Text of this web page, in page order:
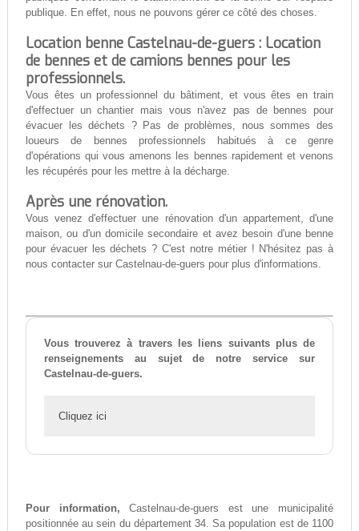
publique. En effet, nous ne pouvons gérer ce côté des choses.
Location benne Castelnau-de-guers : Location
de bennes et de camions bennes pour les
professionnels.
Vous êtes un professionnel du bâtiment, et vous êtes en train
d'effectuer un chantier mais vous n'avez pas de bennes pour
évacuer les déchets ? Pas de problèmes, nous sommes des
loueurs de bennes professionnels habitués à ce genre
d'opérations qui vous amenons les bennes rapidement et venons
les récupérés pour les mettre à la décharge.
Après une rénovation.
Vous venez d'effectuer une rénovation d'un appartement, d'une
maison, ou d'un domicile secondaire et avez besoin d'une benne
pour évacuer les déchets ? C'est notre métier ! N'hésitez pas à
nous contacter sur Castelnau-de-guers pour plus d'informations.
Vous trouverez à travers les liens suivants plus de
renseignements au sujet de notre service sur
Castelnau-de-guers.
Cliquez ici
Pour information, Castelnau-de-guers est une municipalité
positionnée au sein du département 34. Sa population est de 1100